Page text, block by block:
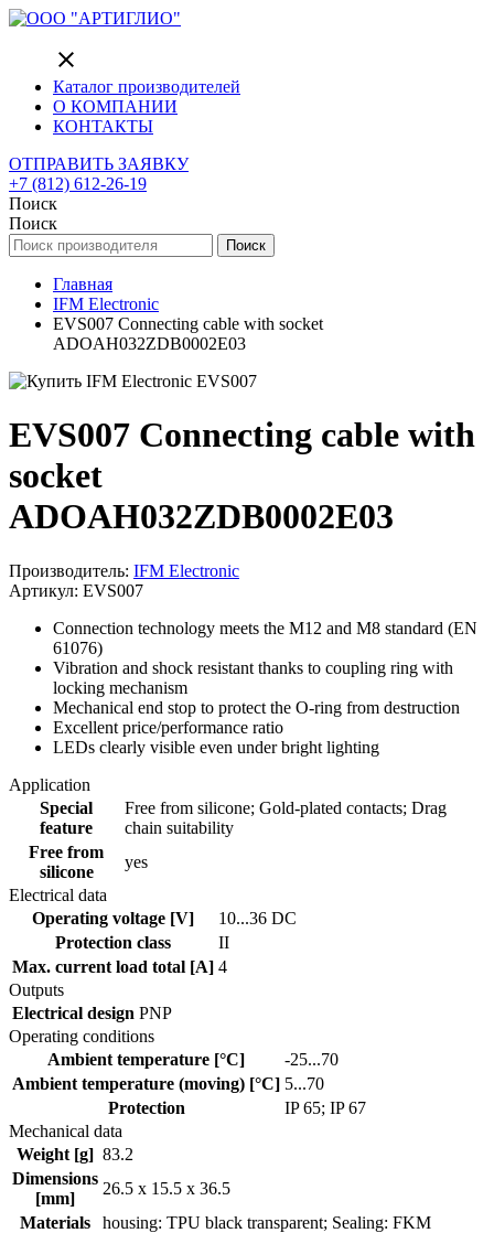
close
Каталог производителей
О КОМПАНИИ
КОНТАКТЫ
ОТПРАВИТЬ ЗАЯВКУ
+7 (812) 612-26-19
Поиск
Поиск
Поиск
Главная
IFM Electronic
EVS007 Connecting cable with socket
ADOAH032ZDB0002E03
EVS007 Connecting cable with
socket
ADOAH032ZDB0002E03
Производитель: IFM Electronic
Артикул: EVS007
Connection technology meets the M12 and M8 standard (EN
61076)
Vibration and shock resistant thanks to coupling ring with
locking mechanism
Mechanical end stop to protect the O-ring from destruction
Excellent price/performance ratio
LEDs clearly visible even under bright lighting
Application
Special
feature
Free from silicone; Gold-plated contacts; Drag
chain suitability
Free from
silicone
yes
Electrical data
Operating voltage [V]
10...36 DC
Protection class
II
Max. current load total [A] 4
Outputs
Electrical design PNP
Operating conditions
Ambient temperature [°C]
-25...70
Ambient temperature (moving) [°C] 5...70
Protection
IP 65; IP 67
Mechanical data
Weight [g] 83.2
Dimensions
[mm]
26.5 x 15.5 x 36.5
Materials
housing: TPU black transparent; Sealing: FKM